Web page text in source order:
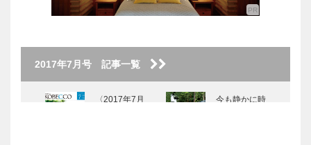
2017年7月号 記事一覧
〈2017年7月
今も静かに時